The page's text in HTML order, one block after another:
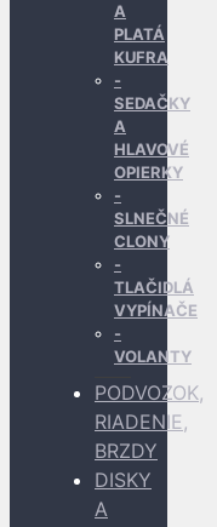
A
PLATÁ
KUFRA
SEDAČKY
A
HLAVOVÉ
OPIERKY
SLNEČNÉ
CLONY
TLAČIDLÁ
VYPÍNAČE
VOLANTY
PODVOZOK,
RIADENIE,
BRZDY
DISKY
A